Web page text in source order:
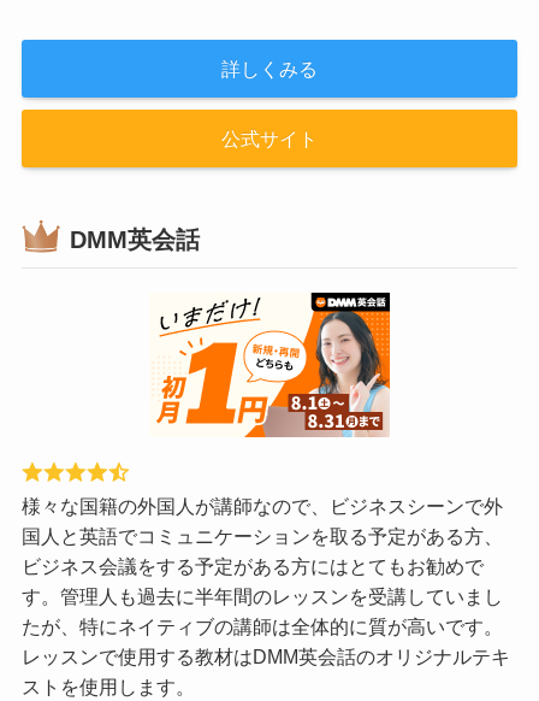
詳しくみる
公式サイト
DMM英会話
様々な国籍の外国人が講師なので、ビジネスシーンで外
国人と英語でコミュニケーションを取る予定がある方、
ビジネス会議をする予定がある方にはとてもお勧めで
す。管理人も過去に半年間のレッスンを受講していまし
たが、特にネイティブの講師は全体的に質が高いです。
レッスンで使用する教材はDMM英会話のオリジナルテキ
ストを使用します。